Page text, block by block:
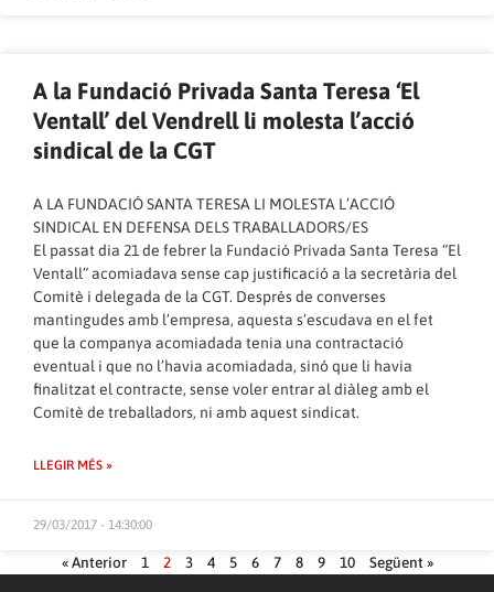
A la Fundació Privada Santa Teresa ‘El
Ventall’ del Vendrell li molesta l’acció
sindical de la CGT
A LA FUNDACIÓ SANTA TERESA LI MOLESTA L’ACCIÓ
SINDICAL EN DEFENSA DELS TRABALLADORS/ES
El passat dia 21 de febrer la Fundació Privada Santa Teresa “El
Ventall” acomiadava sense cap justificació a la secretària del
Comitè i delegada de la CGT. Després de converses
mantingudes amb l’empresa, aquesta s’escudava en el fet
que la companya acomiadada tenia una contractació
eventual i que no l’havia acomiadada, sinó que li havia
finalitzat el contracte, sense voler entrar al diàleg amb el
Comitè de treballadors, ni amb aquest sindicat.
LLEGIR MÉS »
29/03/2017 - 14:30:00
« Anterior 1 2 3 4 5 6 7 8 9 10 Següent »